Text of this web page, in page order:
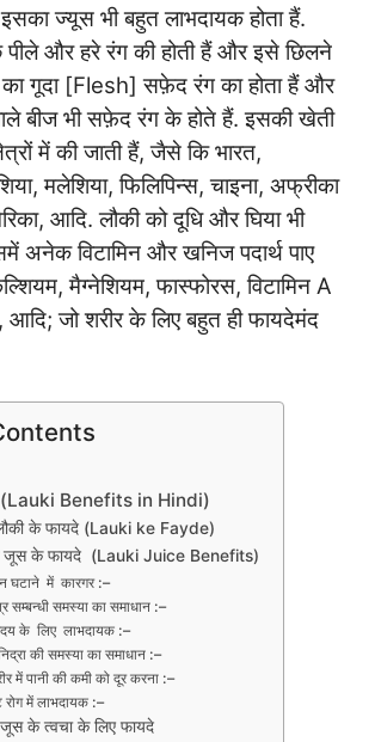
ज्यूस भी बहुत लाभदायक होता हैं.
और हरे रंग की होती हैं और इसे छिलने
गूदा [Flesh] सफ़ेद रंग का होता हैं और
बीज भी सफ़ेद रंग के होते हैं. इसकी खेती
में की जाती हैं, जैसे कि भारत,
मलेशिया, फिलिपिन्स, चाइना, अफ्रीका
आदि. लौकी को दूधि और घिया भी
अनेक विटामिन और खनिज पदार्थ पाए
मैग्नेशियम, फास्फोरस, विटामिन A
आदि; जो शरीर के लिए बहुत ही फायदेमंद
(Lauki Benefits in Hindi)
के फायदे (Lauki ke Fayde)
जूस के फायदे (Lauki Juice Benefits)
घटाने में कारगर :–
सम्बन्धी समस्या का समाधान :–
के लिए लाभदायक :–
की समस्या का समाधान :–
में पानी की कमी को दूर करना :–
रोग में लाभदायक :–
के त्वचा के लिए फायदे